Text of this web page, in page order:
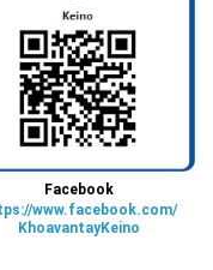
Facebook
www.facebook.com/
KhoavantayKeino